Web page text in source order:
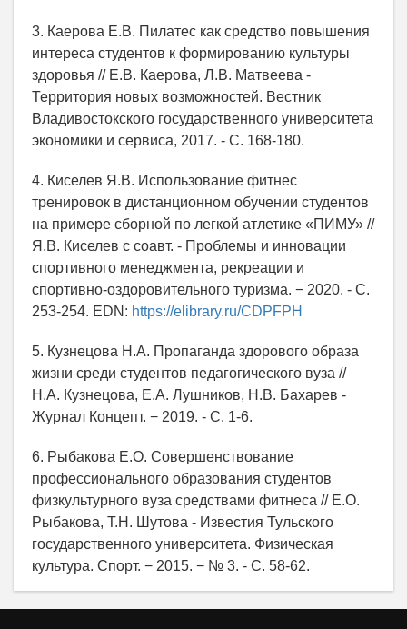
3. Каерова Е.В. Пилатес как средство повышения
интереса студентов к формированию культуры
здоровья // Е.В. Каерова, Л.В. Матвеева -
Территория новых возможностей. Вестник
Владивостокского государственного университета
экономики и сервиса, 2017. - С. 168-180.
4. Киселев Я.В. Использование фитнес
тренировок в дистанционном обучении студентов
на примере сборной по легкой атлетике «ПИМУ» //
Я.В. Киселев с соавт. - Проблемы и инновации
спортивного менеджмента, рекреации и
спортивно-оздоровительного туризма. − 2020. - С.
253-254. EDN: https://elibrary.ru/CDPFPH
5. Кузнецова Н.А. Пропаганда здорового образа
жизни среди студентов педагогического вуза //
Н.А. Кузнецова, Е.А. Лушников, Н.В. Бахарев -
Журнал Концепт. − 2019. - С. 1-6.
6. Рыбакова Е.О. Совершенствование
профессионального образования студентов
физкультурного вуза средствами фитнеса // Е.О.
Рыбакова, Т.Н. Шутова - Известия Тульского
государственного университета. Физическая
культура. Спорт. − 2015. − № 3. - С. 58-62.